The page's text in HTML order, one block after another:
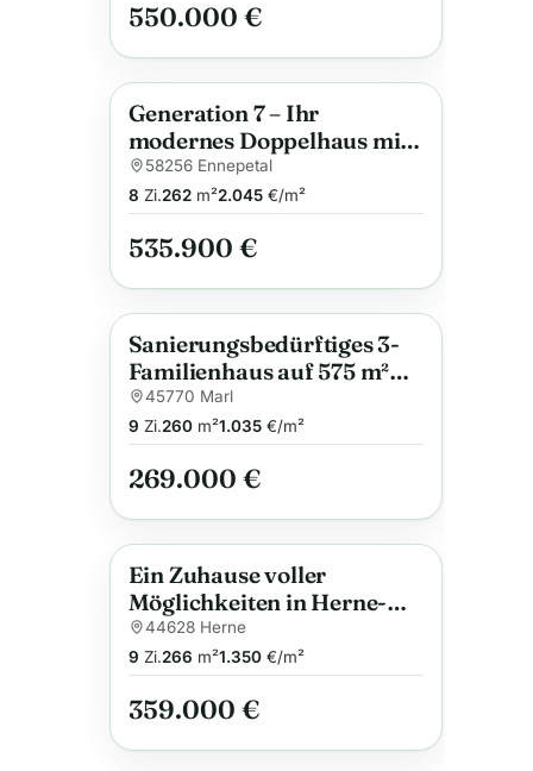
550.000 €
Anzeige
Generation 7 – Ihr
modernes Doppelhaus mit
viel Raum und Komfort
58256 Ennepetal
8 Zi.262m²2.045€/m²
535.900 €
Anzeige
Sanierungsbedürftiges 3-
Familienhaus auf 575 m²
Grundstück in Marl-Sinsen
– ideales Anlageobjekt
45770 Marl
9 Zi.260m²1.035€/m²
269.000 €
Anzeige
Ein Zuhause voller
Möglichkeiten in Herne-
Baukau
44628 Herne
9 Zi.266 m²1.350€/m²
359.000 €